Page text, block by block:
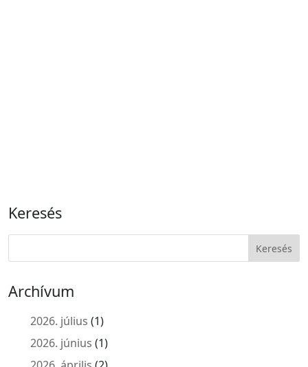
Keresés
Archívum
2026. július (1)
2026. június (1)